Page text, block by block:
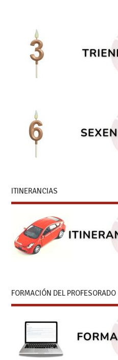
ITINERANCIAS
FORMACIÓN DEL PROFESORADO